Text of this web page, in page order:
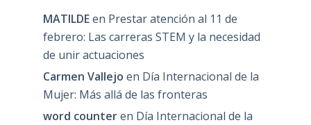
MATILDEen Prestar atención al 11 de
febrero: Las carreras STEM y la necesidad
de unir actuaciones
Carmen Vallejo en Día Internacional de la
Mujer: Más allá de las fronteras
word counteren Día Internacional de la